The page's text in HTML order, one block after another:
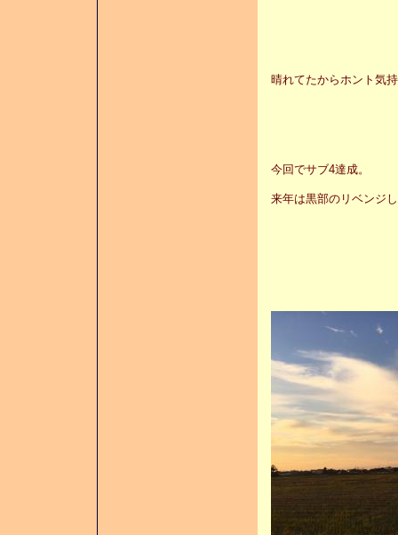
晴れてたからホント気
今回でサブ4達成。
来年は黒部のリベンジ